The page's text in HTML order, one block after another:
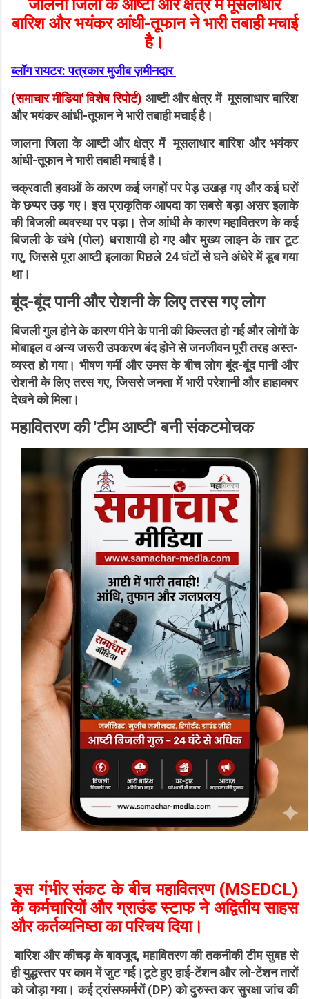
जालना जिला के आष्टी और क्षेत्र में मूसलाधार
बारिश और भयंकर आंधी-तूफान ने भारी तबाही मचाई
है।
ब्लॉग रायटर: पत्रकार मुजीब ज़मीनदार
(समाचार मीडिया' विशेष रिपोर्ट) आष्टी और क्षेत्र में मूसलाधार बारिश
और भयंकर आंधी-तूफान ने भारी तबाही मचाई है।
जालना जिला के आष्टी और क्षेत्र में मूसलाधार बारिश और भयंकर
आंधी-तूफान ने भारी तबाही मचाई है।
चक्रवाती हवाओं के कारण कई जगहों पर पेड़ उखड़ गए और कई घरों
के छप्पर उड़ गए। इस प्राकृतिक आपदा का सबसे बड़ा असर इलाके
की बिजली व्यवस्था पर पड़ा। तेज आंधी के कारण महावितरण के कई
बिजली के खंभे (पोल) धराशायी हो गए और मुख्य लाइन के तार टूट
गए, जिससे पूरा आष्टी इलाका पिछले 24 घंटों से घने अंधेरे में डूब गया
था।
बूंद-बूंद पानी और रोशनी के लिए तरस गए लोग
बिजली गुल होने के कारण पीने के पानी की किल्लत हो गई और लोगों के
मोबाइल व अन्य जरूरी उपकरण बंद होने से जनजीवन पूरी तरह अस्त-
व्यस्त हो गया। भीषण गर्मी और उमस के बीच लोग बूंद-बूंद पानी और
रोशनी के लिए तरस गए, जिससे जनता में भारी परेशानी और हाहाकार
देखने को मिला।
महावितरण की 'टीम आष्टी' बनी संकटमोचक
इस गंभीर संकट के बीच महावितरण (MSEDCL)
के कर्मचारियों और ग्राउंड स्टाफ ने अद्वितीय साहस
और कर्तव्यनिष्ठा का परिचय दिया।
बारिश और कीचड़ के बावजूद, महावितरण की तकनीकी टीम सुबह से
ही युद्धस्तर पर काम में जुट गई।टूटे हुए हाई-टेंशन और लो-टेंशन तारों
को जोड़ा गया। कई ट्रांसफार्मरों (DP) को दुरुस्त कर सुरक्षा जांच की